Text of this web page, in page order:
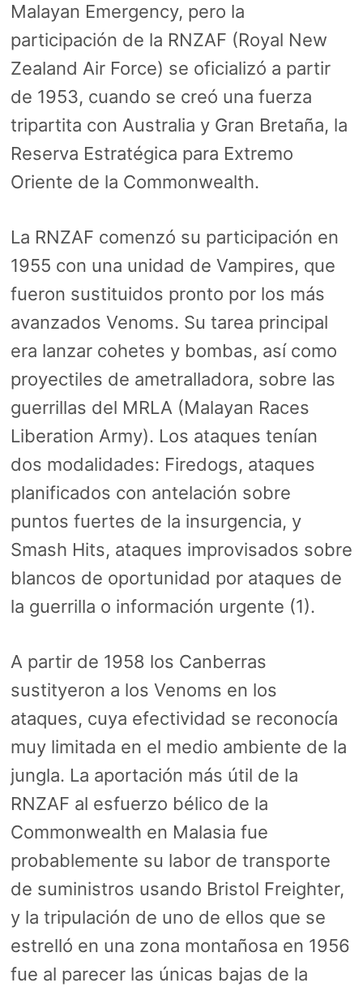
Malayan Emergency, pero la
participación de la RNZAF (Royal New
Zealand Air Force) se oficializó a partir
de 1953, cuando se creó una fuerza
tripartita con Australia y Gran Bretaña, la
Reserva Estratégica para Extremo
Oriente de la Commonwealth.
La RNZAF comenzó su participación en
1955 con una unidad de Vampires, que
fueron sustituidos pronto por los más
avanzados Venoms. Su tarea principal
era lanzar cohetes y bombas, así como
proyectiles de ametralladora, sobre las
guerrillas del MRLA (Malayan Races
Liberation Army). Los ataques tenían
dos modalidades: Firedogs, ataques
planificados con antelación sobre
puntos fuertes de la insurgencia, y
Smash Hits, ataques improvisados sobre
blancos de oportunidad por ataques de
la guerrilla o información urgente (1).
A partir de 1958 los Canberras
sustityeron a los Venoms en los
ataques, cuya efectividad se reconocía
muy limitada en el medio ambiente de la
jungla. La aportación más útil de la
RNZAF al esfuerzo bélico de la
Commonwealth en Malasia fue
probablemente su labor de transporte
de suministros usando Bristol Freighter,
y la tripulación de uno de ellos que se
estrelló en una zona montañosa en 1956
fue al parecer las únicas bajas de la